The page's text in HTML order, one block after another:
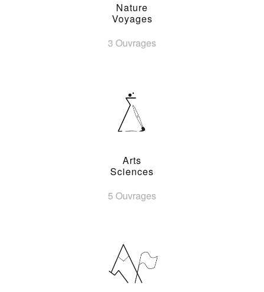
Nature
Voyages
3 Ouvrages
Arts
Sciences
5 Ouvrages